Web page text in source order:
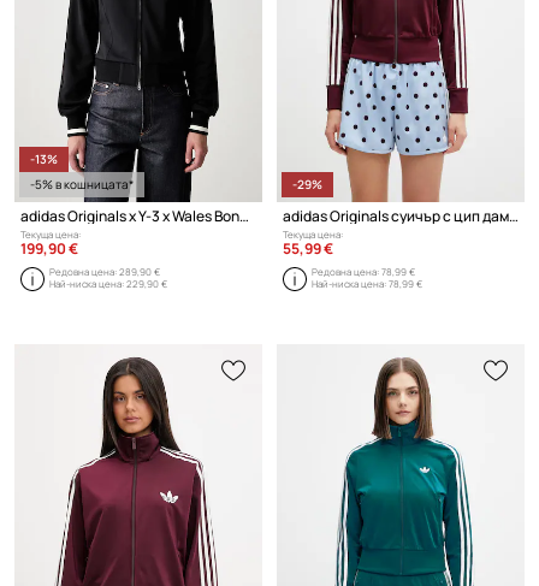
-13%
-5% в кошницата*
adidas Originals x Y-3 x Wales Bonner суичър с цип дамски
Текуща цена:
199,90 €
Редовна цена:289,90 €
Най-ниска цена:229,90 €
-29%
adidas Originals суичър с цип дамски
Текуща цена:
55,99 €
Редовна цена:78,99 €
Най-ниска цена:78,99 €